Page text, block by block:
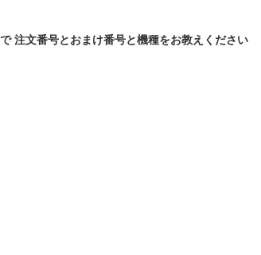
注文番号とおまけ番号と機種をお教えください